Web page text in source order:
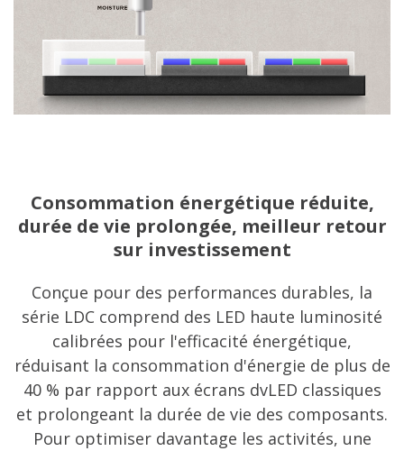
Consommation énergétique réduite,
durée de vie prolongée, meilleur retour
sur investissement
Conçue pour des performances durables, la
série LDC comprend des LED haute luminosité
calibrées pour l'efficacité énergétique,
réduisant la consommation d'énergie de plus de
40 % par rapport aux écrans dvLED classiques
et prolongeant la durée de vie des composants.
Pour optimiser davantage les activités, une